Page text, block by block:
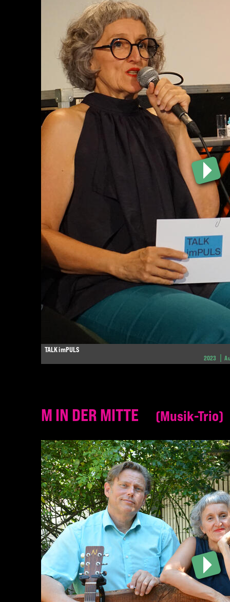
TALK imPULS
2023
M IN DER MITTE Musik-Trio